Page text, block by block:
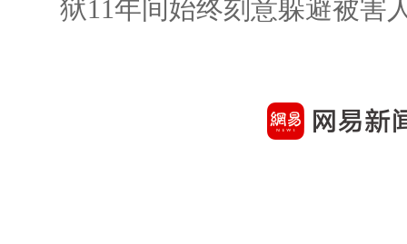
狱11年间始终刻意躲避被害